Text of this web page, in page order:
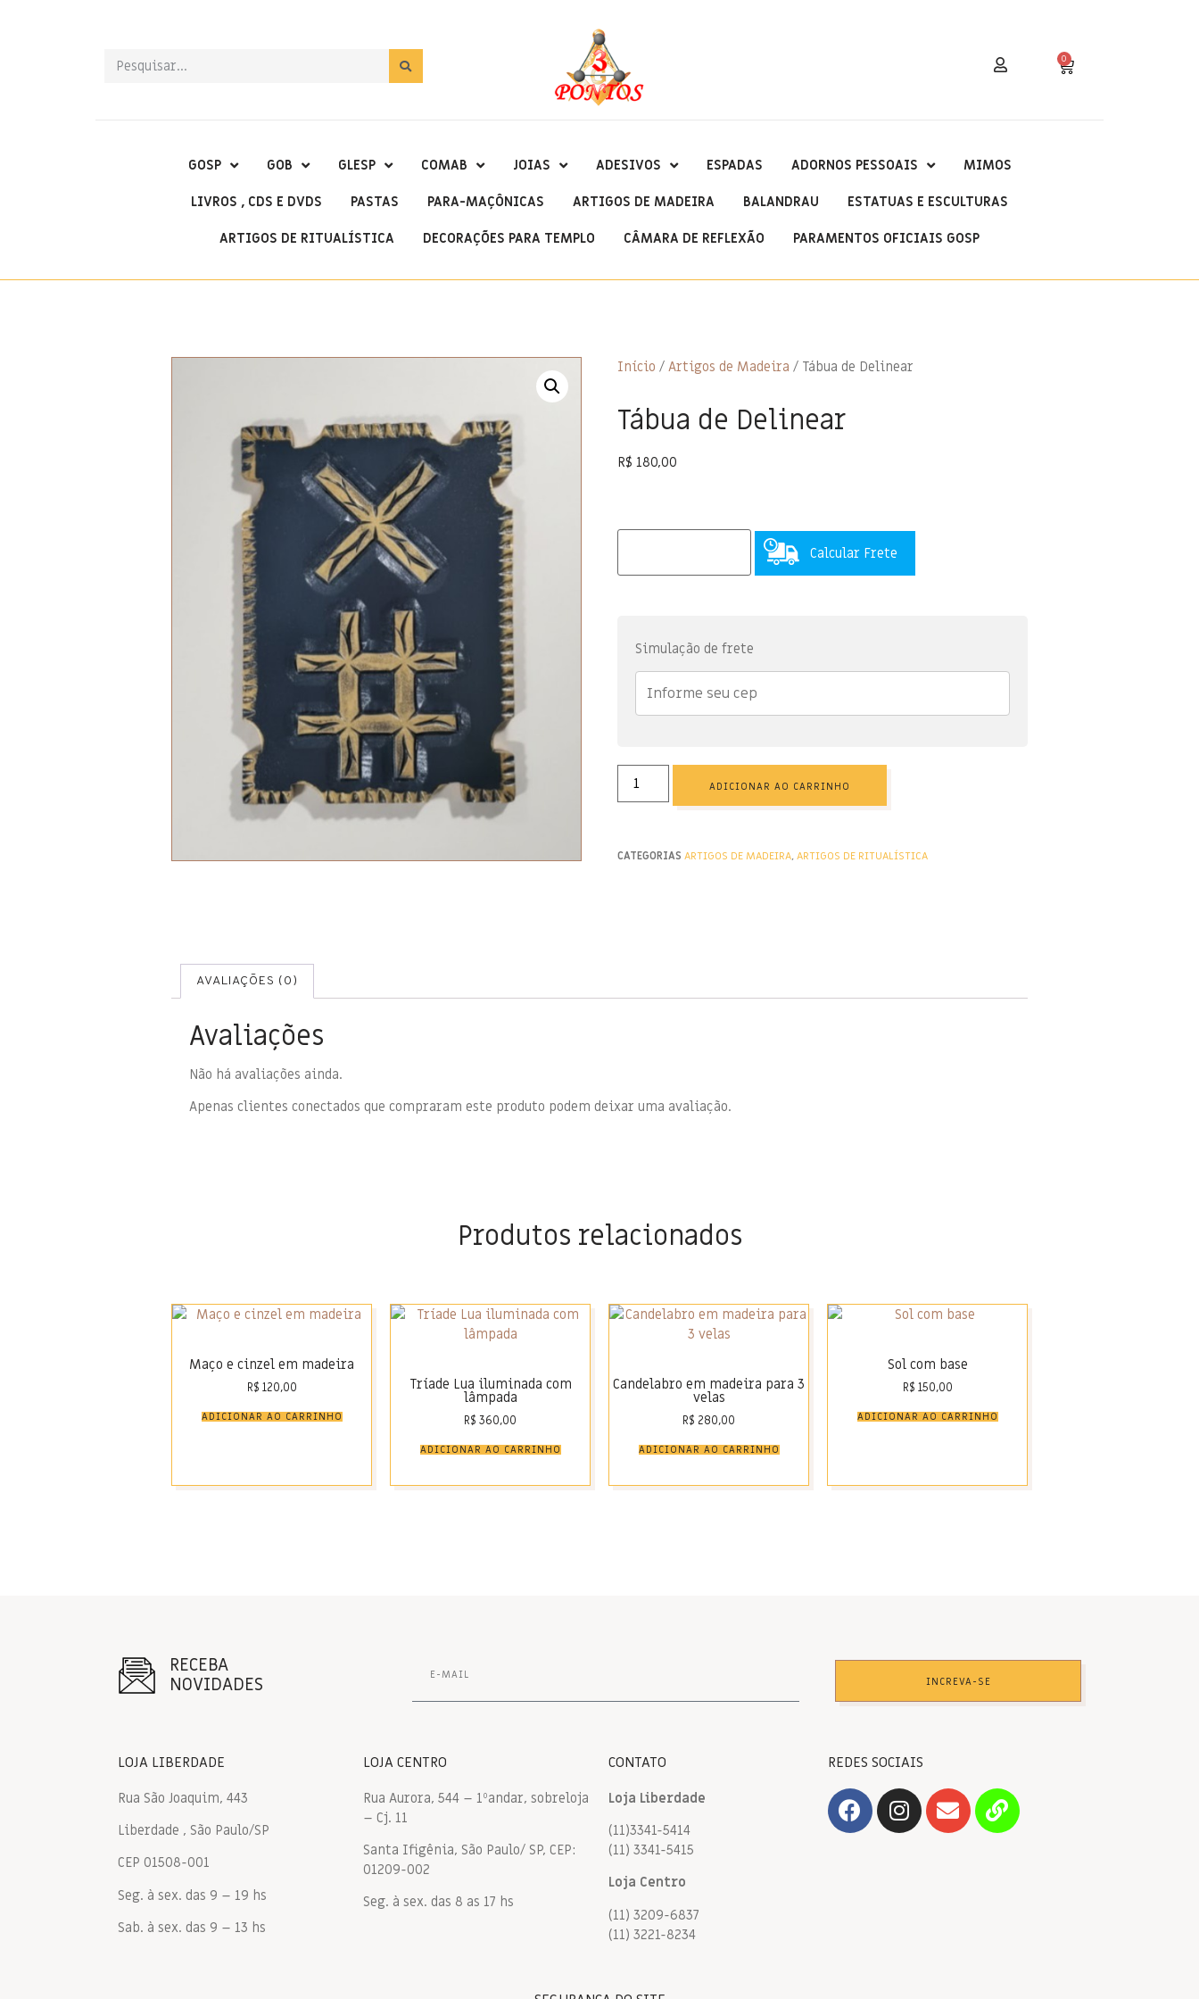
0
GOSP GOB GLESP COMAB JOIAS ADESIVOS ESPADAS ADORNOS PESSOAIS MIMOS
LIVROS , CDS E DVDS PASTAS PARA-MAÇÔNICAS ARTIGOS DE MADEIRA BALANDRAU ESTATUAS E ESCULTURAS
ARTIGOS DE RITUALÍSTICA DECORAÇÕES PARA TEMPLO CÂMARA DE REFLEXÃO PARAMENTOS OFICIAIS GOSP
Início / Artigos de Madeira / Tábua de Delinear
Tábua de Delinear
R$ 180,00
Calcular Frete
Simulação de frete
ADICIONAR AO CARRINHO
CATEGORIAS ARTIGOS DE MADEIRA,ARTIGOS DE RITUALÍSTICA
AVALIAÇÕES (0)
Avaliações
Não há avaliações ainda.
Apenas clientes conectados que compraram este produto podem deixar uma avaliação.
Produtos relacionados
Maço e cinzel em madeira
R$ 120,00
ADICIONAR AO CARRINHO
Tríade Lua iluminada com
lâmpada
R$ 360,00
ADICIONAR AO CARRINHO
Candelabro em madeira para 3
velas
R$ 280,00
ADICIONAR AO CARRINHO
Sol com base
R$ 150,00
ADICIONAR AO CARRINHO
RECEBA
NOVIDADES
INCREVA-SE
LOJA LIBERDADE
Rua São Joaquim, 443
Liberdade , São Paulo/SP
CEP 01508-001
Seg. à sex. das 9 – 19 hs
Sab. à sex. das 9 – 13 hs
LOJA CENTRO
Rua Aurora, 544 – 1ºandar, sobreloja
– Cj. 11
Santa Ifigênia, São Paulo/ SP, CEP:
01209-002
Seg. à sex. das 8 as 17 hs
CONTATO
Loja Liberdade
(11)3341-5414
(11) 3341-5415
Loja Centro
(11) 3209-6837
(11) 3221-8234
REDES SOCIAIS